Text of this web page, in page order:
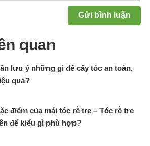
quan
lưu ý những gì để cấy tóc an toàn,
quả?
điểm của mái tóc rễ tre – Tóc rễ tre
để kiểu gì phù hợp?